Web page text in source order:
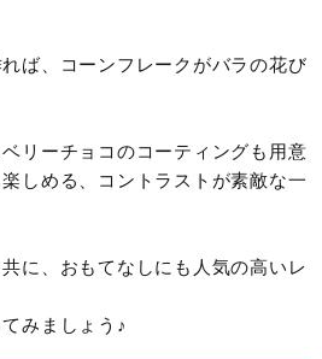
ば、コーンフレークがバラの花び
リーチョコのコーティングも用意
しめる、コントラストが素敵な一
に、おもてなしにも人気の高いレ
みましょう♪